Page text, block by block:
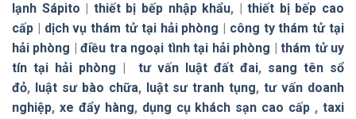
lạnh Sápito
thiết bị bếp nhập khẩu, |thiết bị bếp cao
cấp
dịch vụ thám tử tại hải phòng
công ty thám tử tại
hải phòng |điều tra ngoại tình tại hải phòng |thám tử uy
tín tại hải phòng
tư vấn luật đất đai, sang tên sổ
đỏ, luật sư bào chữa, luật sư tranh tụng,tư vấn doanh
nghiệp, xe đẩy hàng, dụng cụ khách sạn cao cấp ,taxi